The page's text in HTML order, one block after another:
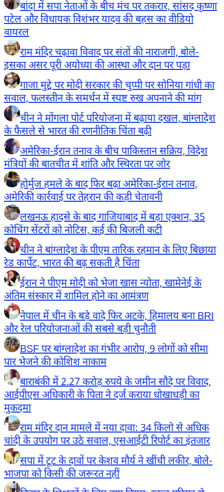
बांदा में सपा नेताओं के बीच मंच पर तकरार, सांसद कृष्णा
पटेल और विधायक विशंभर यादव की बहस का वीडियो
वायरल
राम मंदिर चढ़ावा विवाद पर संतों की नाराजगी, बोले-
इसका असर पूरी अयोध्या की आस्था और दान पर पड़ा
गाजा मुद्दे पर मोदी सरकार की चुप्पी पर सोनिया गांधी का
सवाल, फलस्तीन के समर्थन में स्पष्ट रुख अपनाने की मांग
चीन ने मोंगला पोर्ट परियोजना में बढ़ाया दखल, बांग्लादेश
के फैसले से भारत की रणनीतिक चिंता बढ़ी
अमेरिका-ईरान तनाव के बीच पाकिस्तान सक्रिय, विदेश
मंत्रियों की बातचीत में शांति और स्थिरता पर जोर
होर्मुज हमले के बाद फिर बढ़ा अमेरिका-ईरान तनाव,
अमेरिकी कार्रवाई पर तेहरान की कड़ी चेतावनी
लखनऊ हादसे के बाद गाजियाबाद में बड़ा एक्शन, 35
कोचिंग सेंटरों को नोटिस, कई की बिजली कटी
चीन ने बांग्लादेश के पीएम तारिक रहमान के लिए बिछाया
रेड कार्पेट, भारत की बढ़ सकती है चिंता
ईरान ने पीएम मोदी को भेजा खास न्योता, खामेनेई के
अंतिम संस्कार में शामिल होने का आमंत्रण
नेपाल में चीन के बड़े वादे फिर अटके, हिमालय बना BRI
और रेल परियोजनाओं की सबसे बड़ी चुनौती
BSF पर बांग्लादेश का गंभीर आरोप, 9 लोगों को सीमा
पार भेजने की कोशिश नाकाम
बाराबंकी में 2.27 करोड़ रुपये के जमीन सौदे पर विवाद,
आईपीएस अधिकारी के पिता ने दर्ज कराया धोखाधड़ी का
मुकदमा
राम मंदिर दान मामले में नया दावा: 34 किलो से अधिक
चांदी के उपयोग पर उठे सवाल, एसआईटी रिपोर्ट का इंतजार
सपा में टूट के दावों पर केशव मौर्य ने खींची लकीर, बोले-
भाजपा को किसी की जरूरत नहीं